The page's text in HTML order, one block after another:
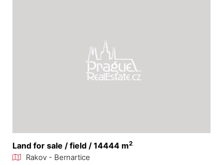
Land for sale / field / 14444 m2
Rakov - Bernartice